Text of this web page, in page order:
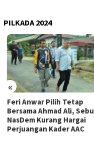
PILKADA 2024
«
Feri Anwar Pilih Tetap
Bersama Ahmad Ali, Sebut
NasDem Kurang Hargai
Perjuangan Kader AAC